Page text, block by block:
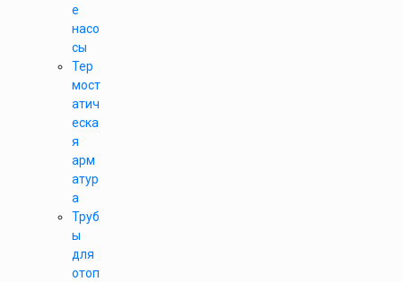
е
насо
сы
Тер
мост
атич
еска
я
арм
атур
а
Труб
ы
для
отоп